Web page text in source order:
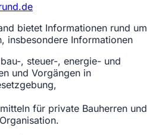
bietet Informationen rund um
insbesondere Informationen
, steuer-, energie- und
und Vorgängen in
für private Bauherren und